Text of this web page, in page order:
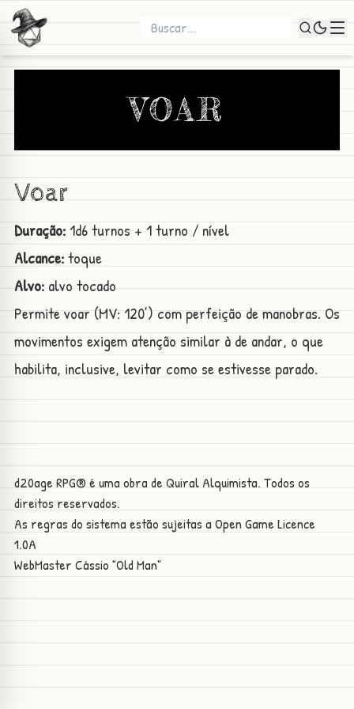
VOAR
Voar
Duração:1d6 turnos + 1 turno / nível
Alcance:toque
Alvo:alvo tocado
Permite voar (MV: 120’) com perfeição de manobras. Os
movimentos exigem atenção similar à de andar, o que
habilita, inclusive, levitar como se estivesse parado.
d20age RPG® é uma obra de Quiral Alquimista. Todos os
direitos reservados.
As regras do sistema estão sujeitas a Open Game Licence
1.0A
WebMaster Cássio "Old Man"